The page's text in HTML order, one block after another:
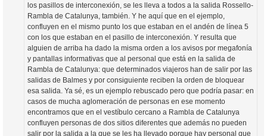
los pasillos de interconexión, se les lleva a todos a la salida Rossello-
Rambla de Catalunya, también. Y he aquí que en el ejemplo,
confluyen en el mismo punto los que estaban en el andén de línea 5
con los que estaban en el pasillo de interconexión. Y resulta que
alguien de arriba ha dado la misma orden a los avisos por megafonía
y pantallas informativas que al personal que está en la salida de
Rambla de Catalunya: que determinados viajeros han de salir por las
salidas de Balmes y por consiguiente reciben la orden de bloquear
esa salida. Ya sé, es un ejemplo rebuscado pero que podría pasar: en
casos de mucha aglomeración de personas en ese momento
encontramos que en el vestíbulo cercano a Rambla de Catalunya
confluyen personas de dos sitios diferentes que además no pueden
salir por la salida a la que se les ha llevado porque hay personal que